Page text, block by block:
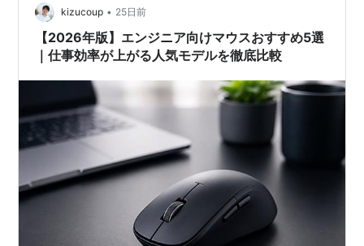
kizucoup • 25日前
【2026年版】エンジニア向けマウスおすすめ5選
｜仕事効率が上がる人気モデルを徹底比較